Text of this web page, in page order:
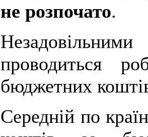
не розпочато.
проводиться
бюджетних
Середній по